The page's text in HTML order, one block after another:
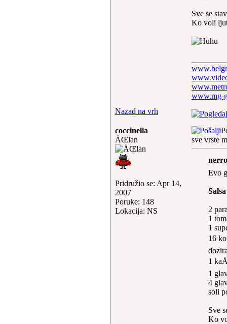
Sve se
Ko voli
www.mg-
Nazad na vrh
coccinella
ÄŒlan
Pridružio se: Apr 14,
2007
Poruke: 148
Lokacija: NS
sve vrste
Evo
2
1
1
16
1
1
4
soli
Sve
Ko